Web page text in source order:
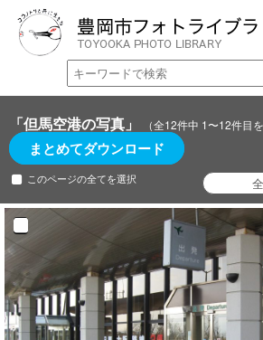
「但馬空港の写真」 （全12件中 1〜12件目を
まとめてダウンロード
このページの全てを選択